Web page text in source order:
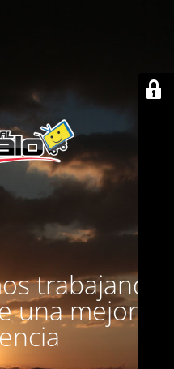
trabajando
una mejor